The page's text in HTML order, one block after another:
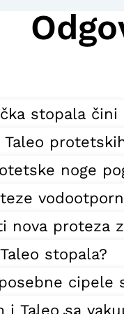
stopala čini
noge
nova proteza
stopala?
cipele
i Taleo sa